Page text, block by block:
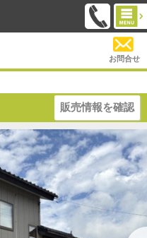
お問合せ
販売情報を確認